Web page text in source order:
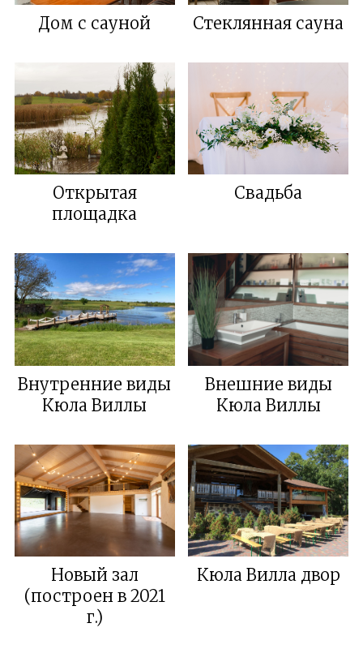
Дом с сауной Стеклянная сауна
Открытая
площадка
Свадьба
Внутренние виды
Кюла Виллы
Внешние виды
Кюла Виллы
Новый зал
(построен в 2021
г.)
Кюла Вилла двор